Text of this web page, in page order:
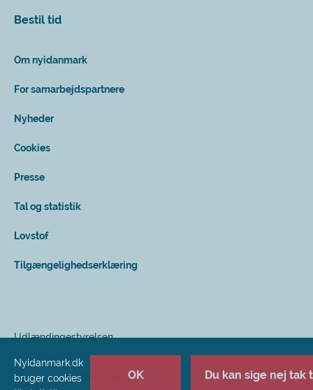
Bestil tid
Om nyidanmark
For samarbejdspartnere
Nyheder
Cookies
Presse
Tal og statistik
Lovstof
Tilgængelighedserklæring
Udlændingestyrelsen
Styrelsen for International
Nyidanmark.dk
bruger cookies
OK Du kan sige nej tak